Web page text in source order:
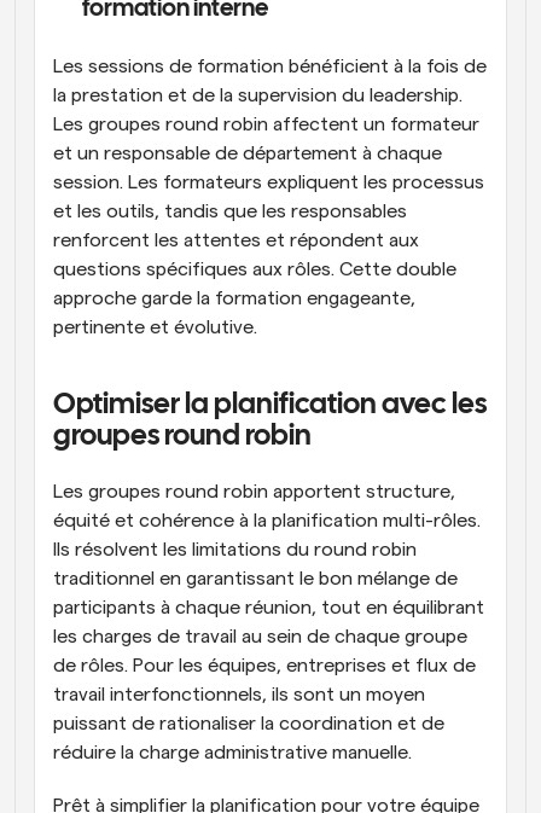
formation interne
Les sessions de formation bénéficient à la fois de
la prestation et de la supervision du leadership.
Les groupes round robin affectent un formateur
et un responsable de département à chaque
session. Les formateurs expliquent les processus
et les outils, tandis que les responsables
renforcent les attentes et répondent aux
questions spécifiques aux rôles. Cette double
approche garde la formation engageante,
pertinente et évolutive.
Optimiser la planification avec les
groupes round robin
Les groupes round robin apportent structure,
équité et cohérence à la planification multi-rôles.
Ils résolvent les limitations du round robin
traditionnel en garantissant le bon mélange de
participants à chaque réunion, tout en équilibrant
les charges de travail au sein de chaque groupe
de rôles. Pour les équipes, entreprises et flux de
travail interfonctionnels, ils sont un moyen
puissant de rationaliser la coordination et de
réduire la charge administrative manuelle.
Prêt à simplifier la planification pour votre équipe